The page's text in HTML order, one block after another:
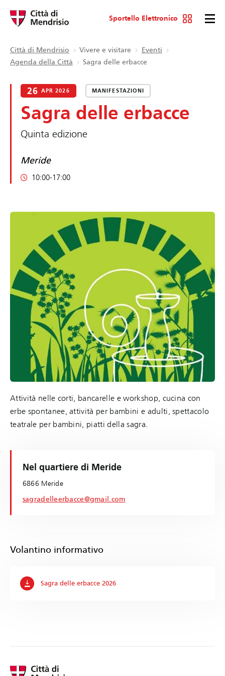
Sportello Elettronico
Città di Mendrisio Vivere e visitare
Eventi
Agenda della Città
Sagra delle erbacce
26 APR 2026 MANIFESTAZIONI
Sagra delle erbacce
Quinta edizione
Meride
10:00-17:00
Attività nelle corti, bancarelle e workshop, cucina con
erbe spontanee, attività per bambini e adulti, spettacolo
teatrale per bambini, piatti della sagra.
Nel quartiere di Meride
6866 Meride
sagradelleerbacce@gmail.com
Volantino informativo
Sagra delle erbacce 2026